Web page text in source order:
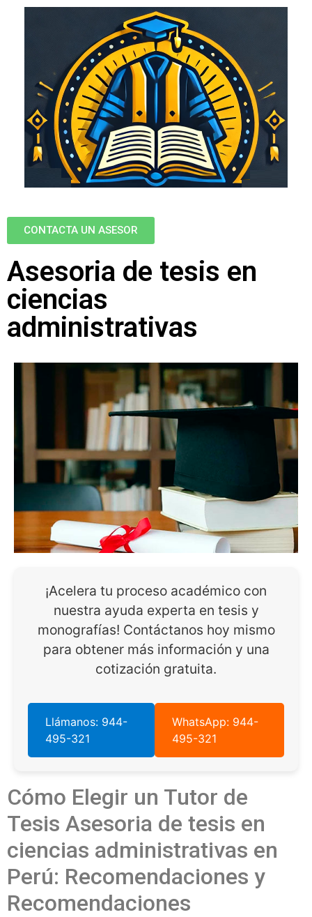
CONTACTA UN ASESOR
Asesoria de tesis en
ciencias
administrativas
¡Acelera tu proceso académico con
nuestra ayuda experta en tesis y
monografías! Contáctanos hoy mismo
para obtener más información y una
cotización gratuita.
Llámanos: 944-
495-321
WhatsApp: 944-
495-321
Cómo Elegir un Tutor de
Tesis Asesoria de tesis en
ciencias administrativas en
Perú: Recomendaciones y
Recomendaciones